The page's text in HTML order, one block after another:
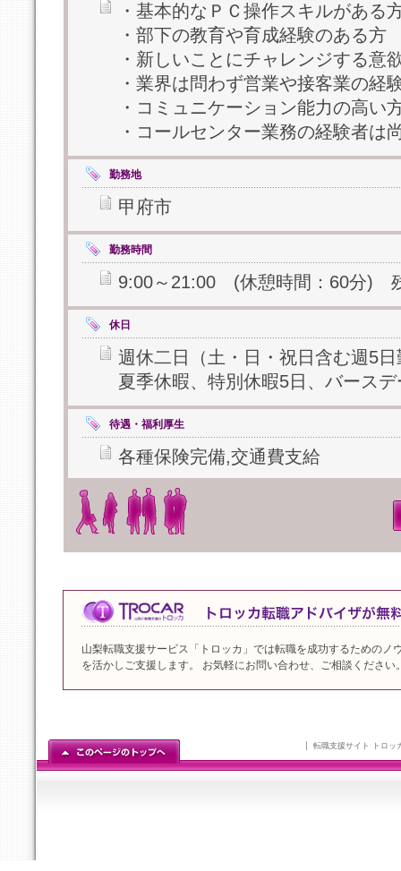
・基本的なＰＣ操作スキルがある
・部下の教育や育成経験のある方
・新しいことにチャレンジする意
・業界は問わず営業や接客業の経
・コミュニケーション能力の高い
・コールセンター業務の経験者は
勤務地
甲府市
勤務時間
9:00～21:00 (休憩時間：60分)
休日
週休二日（土・日・祝日含む週5
夏季休暇、特別休暇5日、バース
待遇・福利厚生
各種保険完備,交通費支給
山梨転職支援サービス「トロッカ」では転職を成功するためのノ
を活かしご支援します。 お気軽にお問い合わせ、ご相談ください
転職支援サイト トロッ